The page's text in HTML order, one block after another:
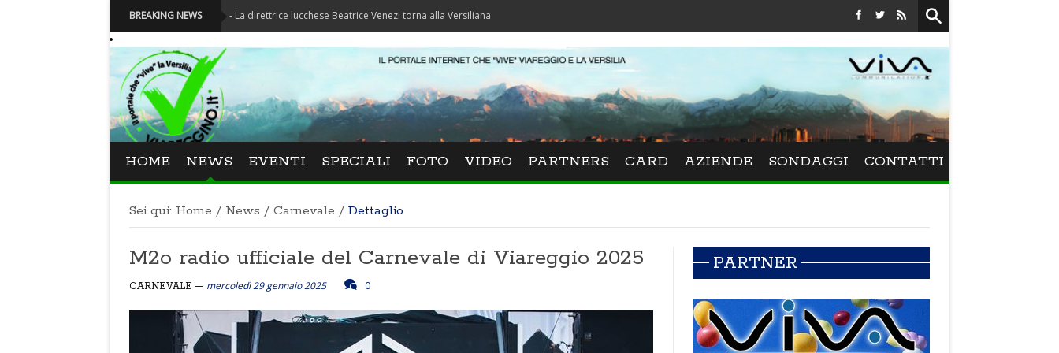
BREAKING NEWS
Festival La Versiliana - La direttrice lucchese Beatrice Venezi torna alla Versiliana Festival La Versiliana - Maurizio Schweizer
HOME NEWS EVENTI SPECIALI FOTO VIDEO PARTNERS CARD AZIENDE SONDAGGI CONTATTI
Sei qui: Home / News / Carnevale / Dettaglio
M2o radio ufficiale del Carnevale di Viareggio 2025
CARNEVALE mercoledì 29 gennaio 2025 0
PARTNER